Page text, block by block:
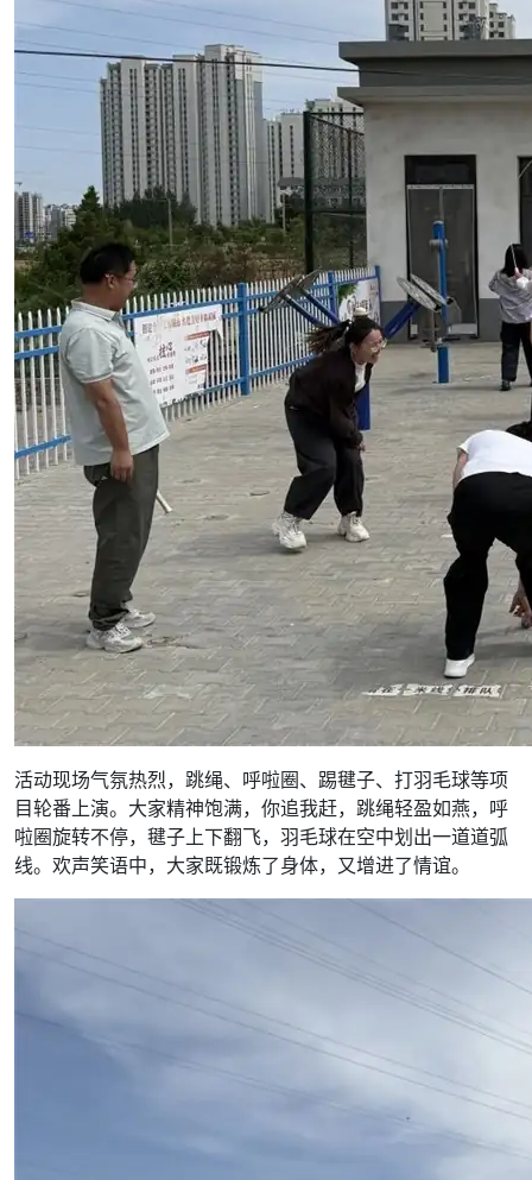
活动现场气氛热烈，跳绳、呼啦圈、踢毽子、打羽毛球等项
目轮番上演。大家精神饱满，你追我赶，跳绳轻盈如燕，呼
啦圈旋转不停，毽子上下翻飞，羽毛球在空中划出一道道弧
线。欢声笑语中，大家既锻炼了身体，又增进了情谊。